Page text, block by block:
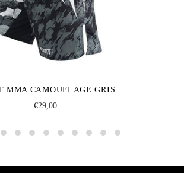
MMA CAMOUFLAGE GRIS
Regular
€29,00